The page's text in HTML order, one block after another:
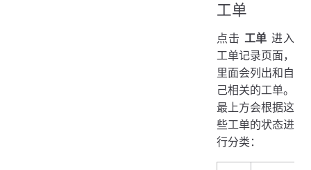
工单
点击 工单 进入
工单记录页面，
里面会列出和自
己相关的工单。
最上方会根据这
些工单的状态进
行分类：